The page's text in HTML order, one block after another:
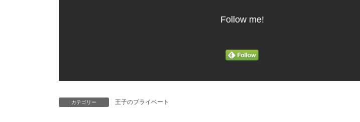
Follow me!
カテゴリー 王子のプライベート